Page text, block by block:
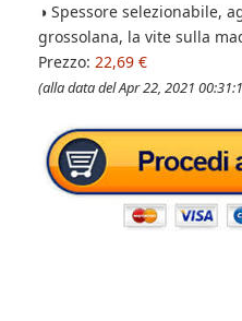
◑ Spessore selezionabile,
grossolana, la vite sulla
Prezzo: 22,69 €
(alla data del Apr 22, 2021